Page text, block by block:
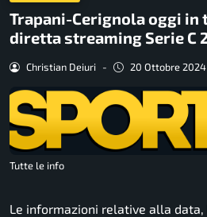
Trapani-Cerignola oggi in
diretta streaming Serie C
Christian Deiuri - 20 Ottobre 2024
Tutte le info
Le informazioni relative alla data,